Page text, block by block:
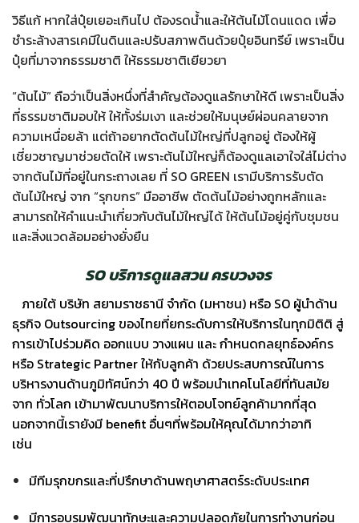
วิธีแก้ หากใส่ปุ๋ยเยอะเกินไป ต้องรดน้ำและให้ต้นไม้โดนแดด เพื่อ
ชำระล้างสารเคมีในดินและปรับสภาพดินด้วยปุ๋ยอินทรีย์ เพราะเป็น
ปุ๋ยที่มาจากธรรมชาติ ให้ธรรมชาติเยียวยา
“ต้นไม้” ถือว่าเป็นสิ่งหนึ่งที่สำคัญต้องดูแลรักษาให้ดี เพราะเป็นสิ่ง
ที่ธรรมชาติมอบให้ ให้ทั้งร่มเงา และช่วยให้มนุษย์ผ่อนคลายจาก
ความเหนื่อยล้า แต่ถ้าอยากตัดต้นไม้ใหญ่ที่ปลูกอยู่ ต้องให้ผู้
เชี่ยวชาญมาช่วยตัดให้ เพราะต้นไม้ใหญ่ก็ต้องดูแลเอาใจใส่ไม่ต่าง
จากต้นไม้ที่อยู่ในกระถางเลย ที่ SO GREEN เรามีบริการรับตัด
ต้นไม้ใหญ่ จาก “รุกขกร” มืออาชีพ ตัดต้นไม้อย่างถูกหลักและ
สามารถให้คำแนะนำเกี่ยวกับต้นไม้ใหญ่ได้ ให้ต้นไม้อยู่คู่กับชุมชน
และสิ่งแวดล้อมอย่างยั่งยืน
SO บริการดูแลสวน ครบวงจร
ภายใต้ บริษัท สยามราชธานี จำกัด (มหาชน) หรือ SO ผู้นำด้าน
ธุรกิจ Outsourcing ของไทยที่ยกระดับการให้บริการในทุกมิติติ สู่
การเข้าไปร่วมคิด ออกแบบ วางแผน และ กำหนดกลยุทธ์องค์กร
หรือ Strategic Partner ให้กับลูกค้า ด้วยประสบการณ์ในการ
บริหารงานด้านภูมิทัศน์กว่า 40 ปี พร้อมนำเทคโนโลยีที่ทันสมัย
จาก ทั่วโลก เข้ามาพัฒนาบริการให้ตอบโจทย์ลูกค้ามากที่สุด
นอกจากนี้เรายังมี benefit อื่นๆที่พร้อมให้คุณได้มากว่าอาทิ
เช่น
มีทีมรุกขกรและที่ปรึกษาด้านพฤษาศาสตร์ระดับประเทศ
มีการอบรมพัฒนาทักษะและความปลอดภัยในการทำงานก่อน